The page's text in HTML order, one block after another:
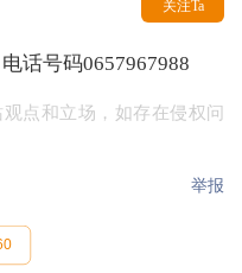
关注Ta
话号码0657967988
点和立场，如存在侵权问
举报